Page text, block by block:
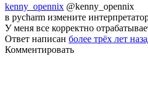
kenny_opennix @kenny_opennix
в pycharm измените
У меня все корректно
Ответ написан более трёх лет
Комментировать